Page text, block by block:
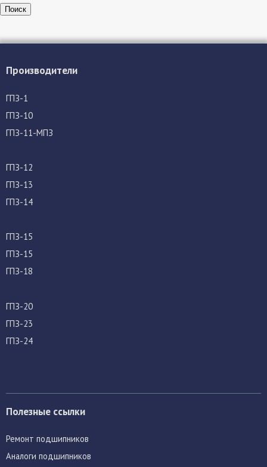
Поиск
Производители
ГПЗ-1
ГПЗ-10
ГПЗ-11-МПЗ
ГПЗ-12
ГПЗ-13
ГПЗ-14
ГПЗ-15
ГПЗ-15
ГПЗ-18
ГПЗ-20
ГПЗ-23
ГПЗ-24
Полезные ссылки
Ремонт подшипников
Аналоги подшипников